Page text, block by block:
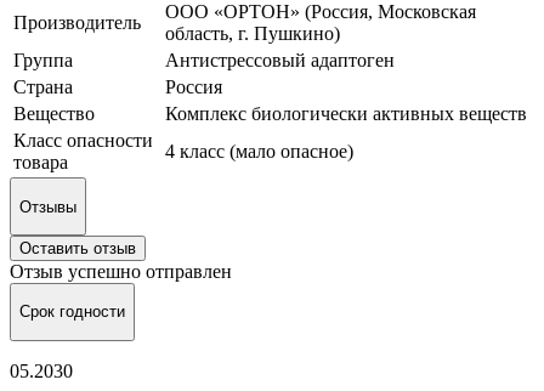
Производитель
ООО «ОРТОН» (Россия, Московская
область, г. Пушкино)
Группа
Антистрессовый адаптоген
Страна
Россия
Вещество
Комплекс биологически активных веществ
Класс опасности
товара
4 класс (мало опасное)
Отзывы
Оставить отзыв
Отзыв успешно отправлен
Срок годности
05.2030